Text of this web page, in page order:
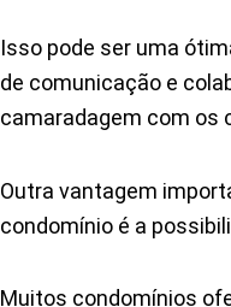
Isso pode ser uma
de comunicação e
camaradagem com os
Outra vantagem
condomínio é a
Muitos condomínios